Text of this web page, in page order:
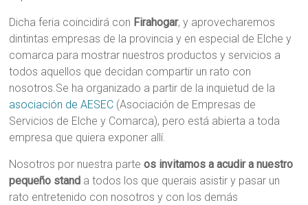
Dicha feria coincidirá con Firahogar, y aprovecharemos
dintintas empresas de la provincia y en especial de Elche y
comarca para mostrar nuestros productos y servicios a
todos aquellos que decidan compartir un rato con
nosotros.Se ha organizado a partir de la inquietud de la
asociación de AESEC (Asociación de Empresas de
Servicios de Elche y Comarca), pero está abierta a toda
empresa que quiera exponer allí.
Nosotros por nuestra parteos invitamos a acudir a nuestro
pequeño stand a todos los que querais asistir y pasar un
rato entretenido con nosotros y con los demás